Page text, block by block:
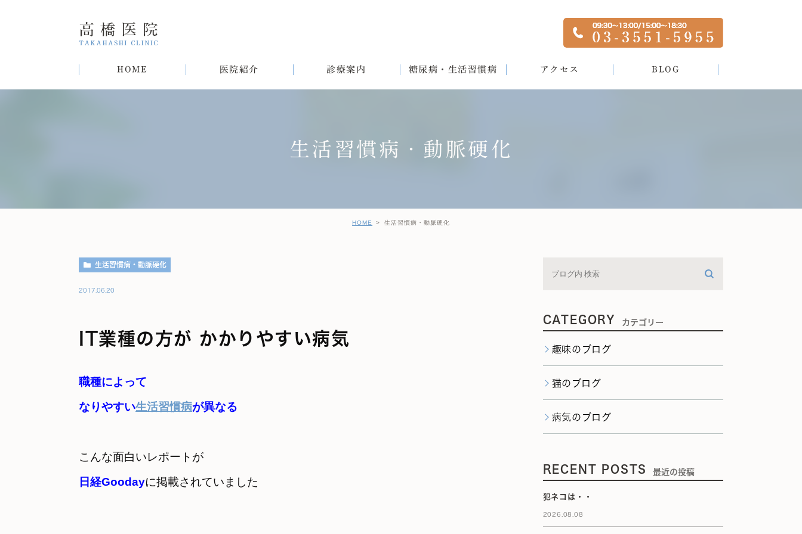
HOME 医院紹介
English
診療案内 糖尿病・生活習慣病
女性と生活習慣病 健診後の治療について
アクセス BLOG
生活習慣病・動脈硬化
HOME 生活習慣病・動脈硬化
生活習慣病・動脈硬化
2017.06.20
IT業種の方が かかりやすい病気
職種によって
なりやすい生活習慣病が異なる
日経Goodayに掲載されていました
CATEGORY カテゴリー
趣味のブログ
猫のブログ
病気のブログ
RECENT POSTS 最近の投稿
犯ネコは・・
2026.08.08